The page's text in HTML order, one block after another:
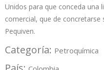
Unidos para que conceda una
comercial, que de
Pequiven.
Categoría: Petroquímica